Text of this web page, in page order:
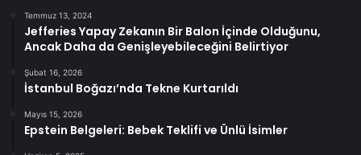
Temmuz 13, 2024
Jefferies Yapay Zekanın Bir Balon İçinde Olduğunu,
Ancak Daha da Genişleyebileceğini Belirtiyor
Şubat 16, 2026
İstanbul Boğazı’nda Tekne Kurtarıldı
Mayıs 15, 2026
Epstein Belgeleri: Bebek Teklifi ve Ünlü İsimler